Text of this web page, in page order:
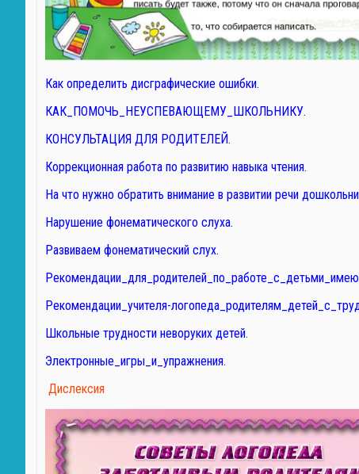
Как определить дисграфические ошибки.
КАК_ПОМОЧЬ_НЕУСПЕВАЮЩЕМУ_ШКОЛЬНИКУ.
КОНСУЛЬТАЦИЯ ДЛЯ РОДИТЕЛЕЙ.
Коррекционная работа по развитию навыка чтения.
На что нужно обратить внимание в развитии речи
Нарушение фонематического слуха.
Развиваем фонематический слух.
Рекомендации_учителя-
Школьные трудности неворуких детей.
Электронные_игры_и_упражнения.
Дислексия